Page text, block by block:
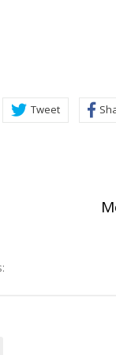
Tweet
sobre estas
_ga,